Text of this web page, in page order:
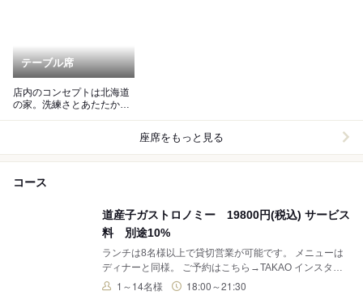
テーブル席
店内のコンセプトは北海道
の家。洗練さとあたたかさ
座席をもっと見る
コース
道産子ガストロノミー 19800円(税込) サービス
料 別途10%
ランチは8名様以上で貸切営業が可能です。 メニューは
ディナーと同様。 ご予約はこちら→TAKAO インスタグ
ラムご予約ボタンよりテーブルチェック予約サイトにて
1～14名様 18:00～21:30